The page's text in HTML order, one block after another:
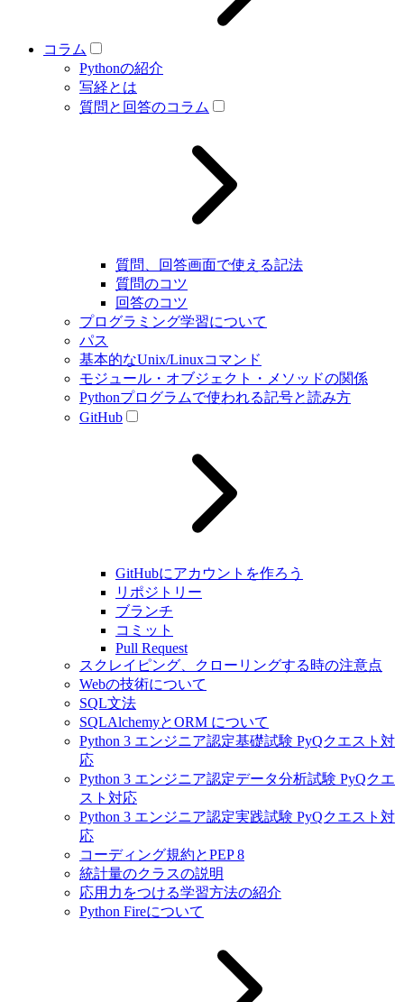
コラム
Pythonの紹介
写経とは
質問と回答のコラム
質問、回答画面で使える記法
質問のコツ
回答のコツ
プログラミング学習について
パス
基本的なUnix/Linuxコマンド
モジュール・オブジェクト・メソッドの関係
Pythonプログラムで使われる記号と読み方
GitHub
GitHubにアカウントを作ろう
リポジトリー
ブランチ
コミット
Pull Request
スクレイピング、クローリングする時の注意点
Webの技術について
SQL文法
SQLAlchemyとORM について
Python 3 エンジニア認定基礎試験 PyQクエスト対
応
Python 3 エンジニア認定データ分析試験 PyQクエ
スト対応
Python 3 エンジニア認定実践試験 PyQクエスト対
応
コーディング規約とPEP 8
統計量のクラスの説明
応用力をつける学習方法の紹介
Python Fireについて